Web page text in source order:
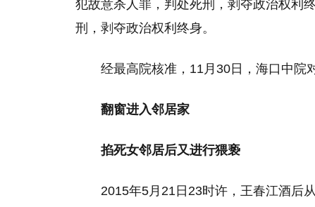
犯故意杀人罪，判处死刑，剥夺政治权利
刑，剥夺政治权利终身。
经最高院核准，11月30日，海口中院
翻窗进入邻居家
掐死女邻居后又进行猥亵
2015年5月21日23时许，王春江酒后